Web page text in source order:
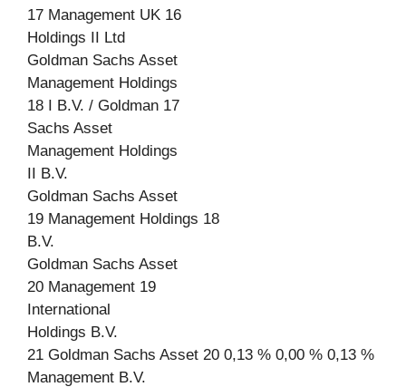
17 Management UK 16
Holdings II Ltd
Goldman Sachs Asset
Management Holdings
18 I B.V. / Goldman 17
Sachs Asset
Management Holdings
II B.V.
Goldman Sachs Asset
19 Management Holdings 18
B.V.
Goldman Sachs Asset
20 Management 19
International
Holdings B.V.
21 Goldman Sachs Asset 20 0,13 % 0,00 % 0,13 %
Management B.V.